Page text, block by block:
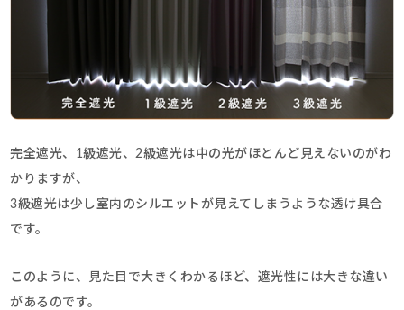
完全遮光、1級遮光、2級遮光は中の光がほとんど見えないのがわ
かりますが、
3級遮光は少し室内のシルエットが見えてしまうような透け具合
です。
このように、見た目で大きくわかるほど、遮光性には大きな違い
があるのです。